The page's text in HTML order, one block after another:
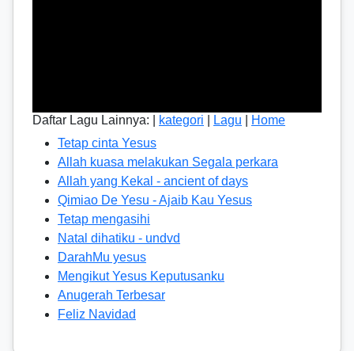
Daftar Lagu Lainnya: | kategori Lagu
Home
Tetap cinta Yesus
Allah kuasa melakukan Segala perkara
Allah yang Kekal - ancient of days
Qimiao De Yesu - Ajaib Kau Yesus
Tetap mengasihi
Natal dihatiku - undvd
DarahMu yesus
Mengikut Yesus Keputusanku
Anugerah Terbesar
Feliz Navidad